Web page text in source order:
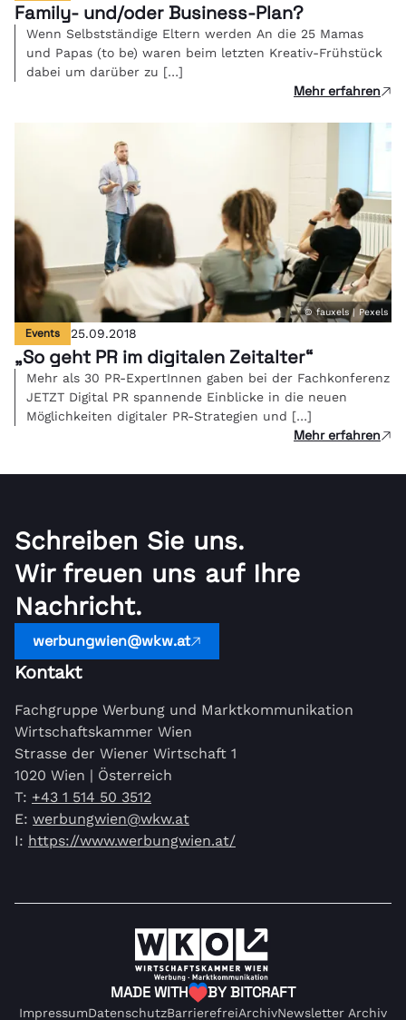
Family- und/oder Business-Plan?
Wenn Selbstständige Eltern werden An die 25 Mamas
und Papas (to be) waren beim letzten Kreativ-Frühstück
dabei um darüber zu […]
Mehr erfahren
© fauxels | Pexels
Events 25.09.2018
„So geht PR im digitalen Zeitalter“
Mehr als 30 PR-ExpertInnen gaben bei der Fachkonferenz
JETZT Digital PR spannende Einblicke in die neuen
Möglichkeiten digitaler PR-Strategien und […]
Mehr erfahren
Schreiben Sie uns.
Wir freuen uns auf Ihre
Nachricht.
werbungwien@wkw.at
Kontakt
Fachgruppe Werbung und Marktkommunikation
Wirtschaftskammer Wien
Strasse der Wiener Wirtschaft 1
1020 Wien | Österreich
T: +43 1 514 50 3512
E: werbungwien@wkw.at
I: https://www.werbungwien.at/
MADE WITH BY BITCRAFT
ImpressumDatenschutzBarrierefreiArchivNewsletter Archiv